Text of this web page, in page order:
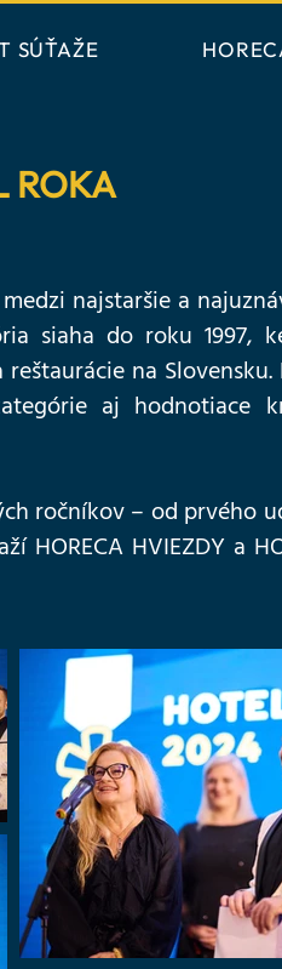
SÚŤAŽE
ROKA
medzi najstaršie a
siaha do roku 1997,
na
aj hodnotiace
ročníkov – od prvého
HVIEZDY a